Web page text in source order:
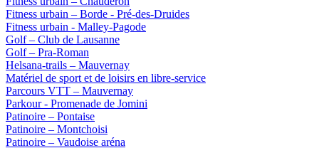
Fitness urbain – Borde - Pré-des-Druides
Fitness urbain - Malley-Pagode
Golf – Club de Lausanne
Golf – Pra-Roman
Helsana-trails – Mauvernay
Matériel de sport et de loisirs en libre-service
Parcours VTT – Mauvernay
Parkour - Promenade de Jomini
Patinoire – Pontaise
Patinoire – Montchoisi
Patinoire – Vaudoise aréna